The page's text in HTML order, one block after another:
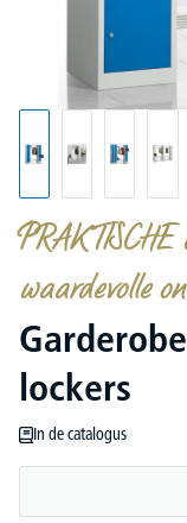
waardevolle
lockers
In de catalogus